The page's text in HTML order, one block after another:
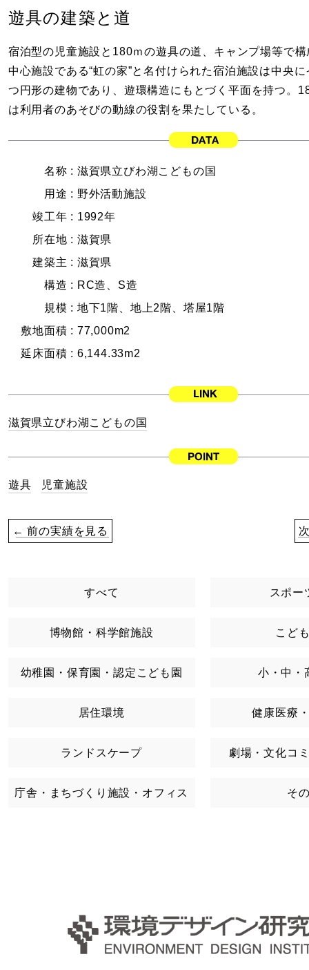
遊具の建築と道
宿泊型の児童施設と180ｍの遊具の道、キャンプ場等で
中心施設である“虹の家”と名付けられた宿泊施設は中央
つ円形の建物であり、遊環構造にもとづく平面を持つ。
は利用者のあそびの動線の役割を果たしている。
名称 : 滋賀県立びわ湖こどもの国
用途 : 野外活動施設
竣工年 : 1992年
所在地 : 滋賀県
建築主 : 滋賀県
構造 : RC造、S造
規模 : 地下1階、地上2階、塔屋1階
敷地面積 : 77,000m2
延床面積 : 6,144.33m2
滋賀県立びわ湖こどもの国
遊具 児童施設
← 前の実績を見る
すべて スポー
博物館・科学館施設 こど
幼稚園・保育園・認定こども園 小・中・
居住環境 健康医療
ランドスケープ 劇場・文化コ
庁舎・まちづくり施設・オフィス そ